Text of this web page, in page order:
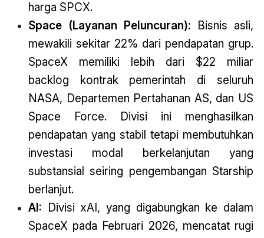
harga SPCX.
Space (Layanan Peluncuran): Bisnis asli,
mewakili sekitar 22% dari pendapatan grup.
SpaceX memiliki lebih dari $22 miliar
backlog kontrak pemerintah di seluruh
NASA, Departemen Pertahanan AS, dan US
Space Force. Divisi ini menghasilkan
pendapatan yang stabil tetapi membutuhkan
investasi modal berkelanjutan yang
substansial seiring pengembangan Starship
berlanjut.
AI: Divisi xAI, yang digabungkan ke dalam
SpaceX pada Februari 2026, mencatat rugi